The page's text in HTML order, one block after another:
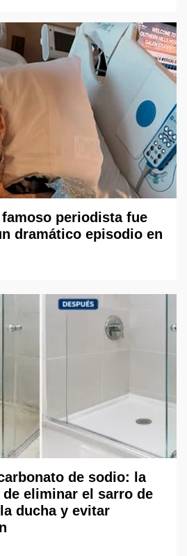
periodista fue
dramático episodio en
de sodio: la
de eliminar el sarro de
ducha y evitar